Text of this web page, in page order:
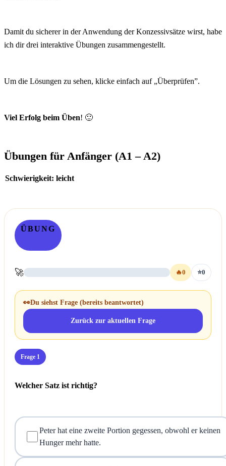
Damit du sicherer in der Anwendung der Konzessivsätze wirst, habe
ich dir drei interaktive Übungen zusammengestellt.
Um die Lösungen zu sehen, klicke einfach auf „Überprüfen”.
Viel Erfolg beim Üben! 🙂
Übungen für Anfänger (A1 – A2)
Schwierigkeit: leicht
ÜBUNG
🚀 🔥0 ⭐0
👀Du siehst Frage (bereits beantwortet)
Zurück zur aktuellen Frage
Frage 1
Welcher Satz ist richtig?
Peter hat eine zweite Portion gegessen, obwohl er keinen
Hunger mehr hatte.